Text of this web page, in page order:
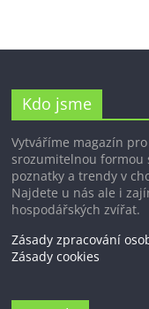
Kdo jsme
Vytváříme magazín
srozumitelnou formou
poznatky a trendy v
Najdete u nás ale i
hospodářských zvířat.
Zásady zpracování
Zásady cookies